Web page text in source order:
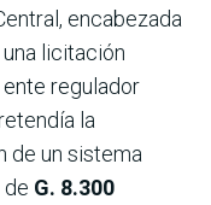
encabezada
licitación
ente regulador
la
de un sistema
G. 8.300